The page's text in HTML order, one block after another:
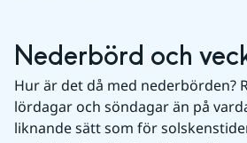
Nederbörd och
Hur är det då med nederbörden?
lördagar och söndagar än på
liknande sätt som för